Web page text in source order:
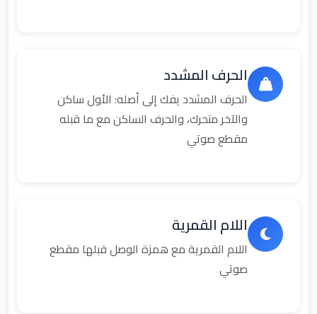
الحرف المشدد
الحرف المشدد يفك إلى أصله: الأول ساكن
والآخر متحرك، والحرف الساكن مع ما قبله
مقطع صوتي
اللام القمرية
اللام القمرية مع همزة الوصل قبلها مقطع
صوتي